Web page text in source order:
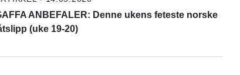
ANBEFALER: Denne ukens feteste norske
(uke 19-20)